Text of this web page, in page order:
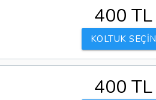
400 TL
KOLTUK SEÇİN
400 TL